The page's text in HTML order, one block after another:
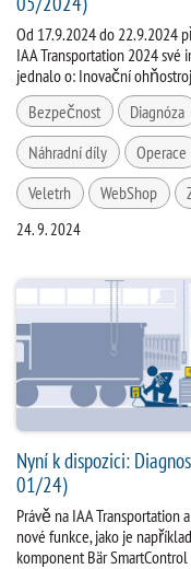
Od 17.9.2024 do 22.9.2024
IAA Transportation 2024
jednalo o: Inovační
Bezpečnost
Diagnóza
Náhradní díly
Operace
Veletrh
WebShop
24. 9. 2024
Nyní k dispozici:
01/24)
Právě na IAA Transportation
nové funkce, jako je
komponent Bär